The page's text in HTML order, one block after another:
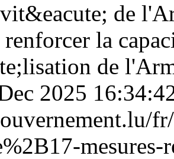
de
la
de
2025